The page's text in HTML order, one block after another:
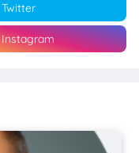
Twitter
Instagram